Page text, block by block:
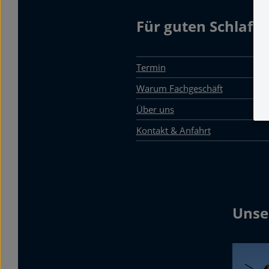
Für guten Schlaf
Termin
Warum Fachgeschäft
Über uns
Kontakt & Anfahrt